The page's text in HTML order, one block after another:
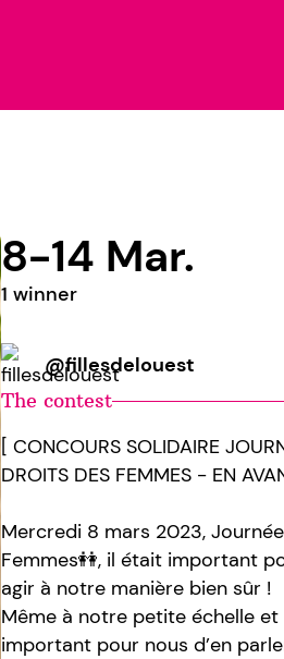
8-14 Mar.
1 winner
@fillesdelouest
The contest
[ CONCOURS SOLIDAIRE
DROITS DES FEMMES - EN
Mercredi 8 mars 2023,
Femmes👭, il était important
agir à notre manière bien sûr !
Même à notre petite échelle
important pour nous d’en